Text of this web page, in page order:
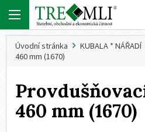
Úvodní stránka KUBALA * NÁŘADÍ
460 mm (1670)
460 mm (1670)